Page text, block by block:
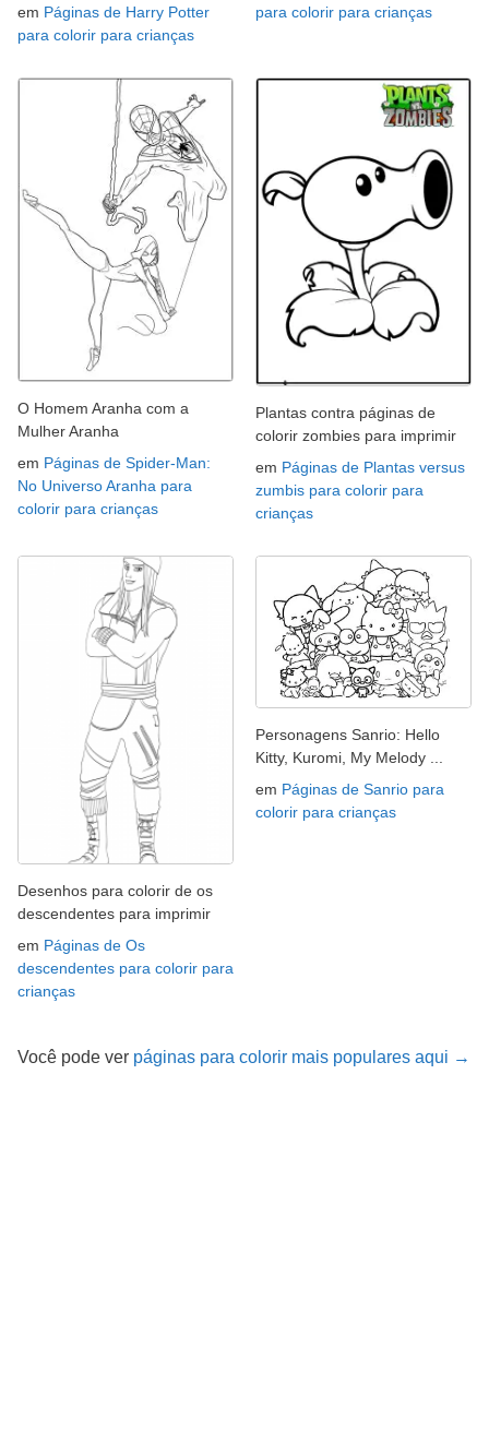
em Páginas de Harry Potter
para colorir para crianças
para colorir para crianças
O Homem Aranha com a
Mulher Aranha
em Páginas de Spider-Man:
No Universo Aranha para
colorir para crianças
Plantas contra páginas de
colorir zombies para imprimir
em Páginas de Plantas versus
zumbis para colorir para
crianças
Desenhos para colorir de os
descendentes para imprimir
em Páginas de Os
descendentes para colorir para
crianças
Personagens Sanrio: Hello
Kitty, Kuromi, My Melody ...
em Páginas de Sanrio para
colorir para crianças
Você pode ver páginas para colorir mais populares aqui →